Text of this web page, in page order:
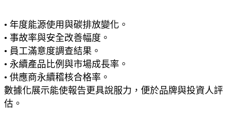
• 年度能源使用與碳排放變化。
• 事故率與安全改善幅度。
• 員工滿意度調查結果。
• 永續產品比例與市場成長率。
• 供應商永續稽核合格率。
數據化展示能使報告更具說服力，便於品牌與投資人評
估。